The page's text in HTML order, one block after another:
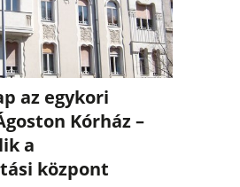
az egykori
Kórház –
a
központ